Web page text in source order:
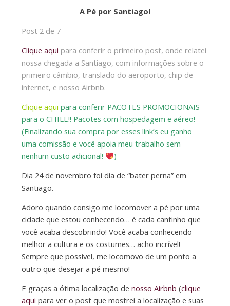
A Pé por Santiago!
Post 2 de 7
Clique aqui para conferir o primeiro post, onde relatei
nossa chegada a Santiago, com informações sobre o
primeiro câmbio, translado do aeroporto, chip de
internet, e nosso Airbnb.
Clique aqui para conferir PACOTES PROMOCIONAIS
para o CHILE!! Pacotes com hospedagem e aéreo!
(Finalizando sua compra por esses link’s eu ganho
uma comissão e você apoia meu trabalho sem
nenhum custo adicional!
)
Dia 24 de novembro foi dia de “bater perna” em
Santiago.
Adoro quando consigo me locomover a pé por uma
cidade que estou conhecendo… é cada cantinho que
você acaba descobrindo! Você acaba conhecendo
melhor a cultura e os costumes… acho incrível!
Sempre que possível, me locomovo de um ponto a
outro que desejar a pé mesmo!
E graças a ótima localização de nosso Airbnb (clique
aqui para ver o post que mostrei a localização e suas